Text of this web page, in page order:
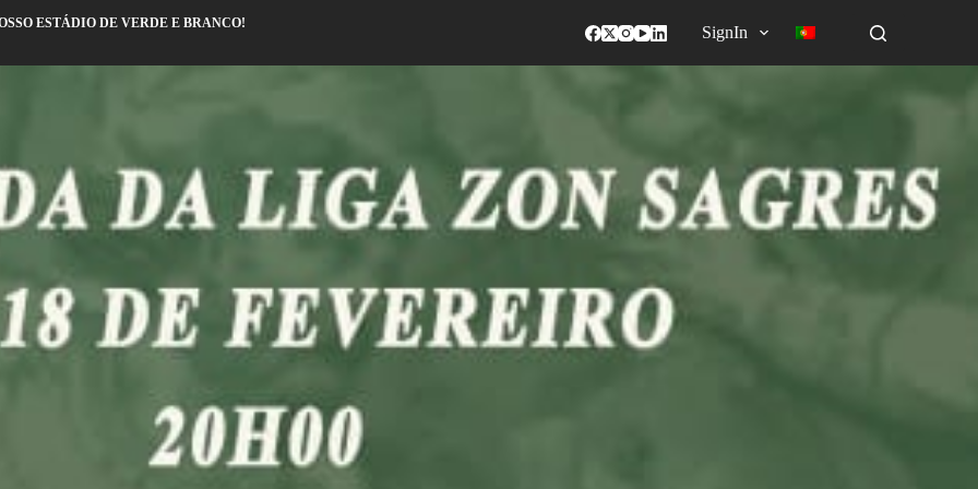
ESTÁDIO DE VERDE E BRANCO!
SignIn